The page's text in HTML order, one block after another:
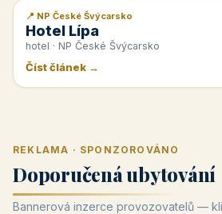
📰 PR článek
📍 NP České Švýcarsko
Hotel Lípa
hotel · NP České Švýcarsko
Číst článek →
REKLAMA · SPONZOROVÁNO
Doporučená ubytování
Bannerová inzerce provozovatelů —